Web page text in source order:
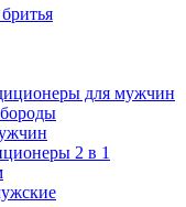
для мужчин
2 в 1